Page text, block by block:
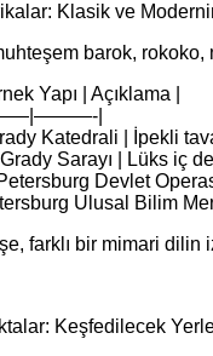
Klasik ve
barok,
Yapı | Açıklama |
|
Katedrali | İpekli
Sarayı | Lüks iç
Devlet
Ulusal Bilim
farklı bir mimari
Keşfedilecek